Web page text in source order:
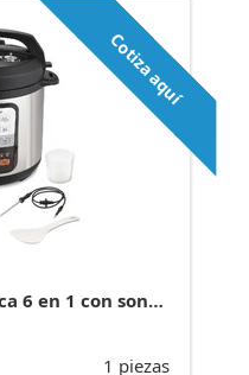
Cotiza aquí
Olla de presión eléctrica 6 en 1 con sonda de temperatura, cocción lenta 34506 marca Hamilton Beach
1 piezas